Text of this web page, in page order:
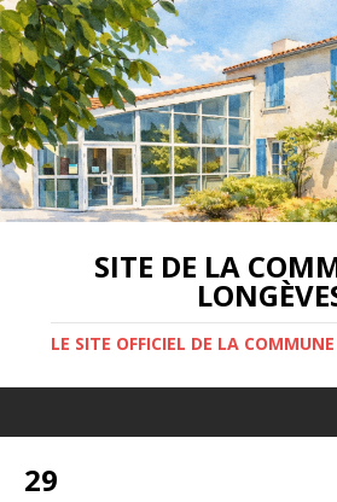
SITE DE LA
LE SITE OFFICIEL DE LA
29